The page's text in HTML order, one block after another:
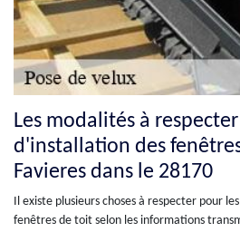
Les modalités à
d'installation des
Favieres dans le 28170
Il existe plusieurs choses à respecter pour
fenêtres de toit selon les informations